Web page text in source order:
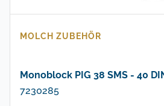
MOLCH ZUBEHÖR
Monoblock PIG 38 SMS - 40
7230285